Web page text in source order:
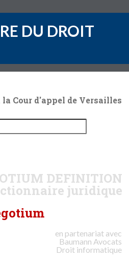
DU DROIT
Cour d'appel de Versailles
DEFINITION
juridique
en partenariat avec
Baumann Avocats
Droit informatique